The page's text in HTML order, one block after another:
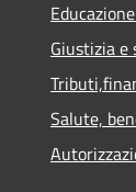
Giustizia e
Salute,